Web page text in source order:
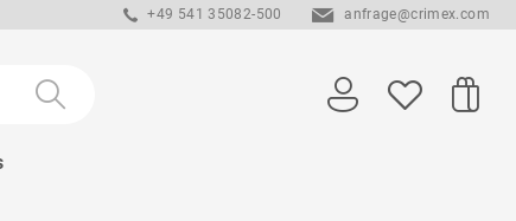
+49 541 35082-500 anfrage@crimex.com